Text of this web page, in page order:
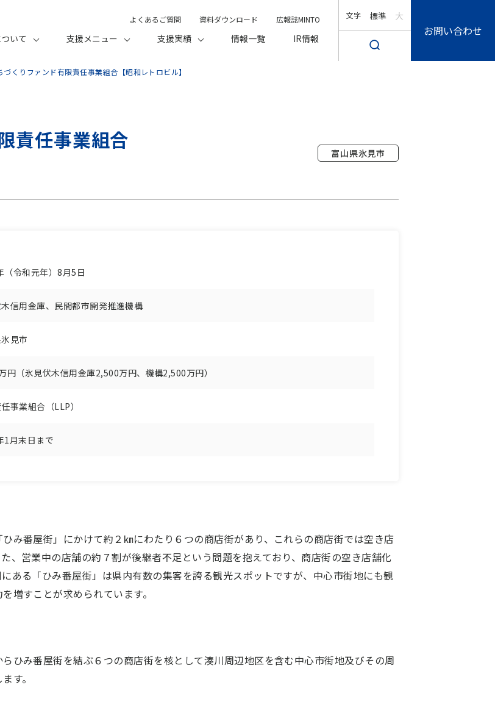
よくあるご質問 資料ダウンロード 広報誌MINTO
いて 支援メニュー 支援実績 情報一覧 IR情報
文字 標準 大
お問い合わせ
づくりファンド有限責任事業組合【昭和レトロビル】
責任事業組合
富山県氷見市
（令和元年）8月5日
信用金庫、民間都市開発推進機構
見市
円（氷見伏木信用金庫2,500万円、機構2,500万円）
事業組合（LLP）
1月末日まで
み番屋街」にかけて約２㎞にわたり６つの商店街があり、これらの商店街では空き店
、営業中の店舗の約７割が後継者不足という問題を抱えており、商店街の空き店舗化
ある「ひみ番屋街」は県内有数の集客を誇る観光スポットですが、中心市街地にも観
増すことが求められています。
ひみ番屋街を結ぶ６つの商店街を核として湊川周辺地区を含む中心市街地及びその周
す。